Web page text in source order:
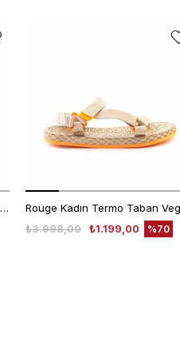
Kemal Tanca Kadın Sandalet SANDALET
₺1.199,00
₺3.998,00 %70